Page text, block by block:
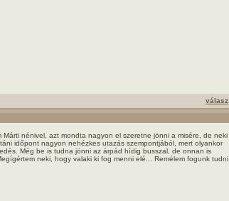
válasz
Márti nénivel, azt mondta nagyon el szeretne jönni a misére, de neki
időpont nagyon nehézkes utazás szempontjából, mert olyankor
Még be is tudna jönni az árpád hídig busszal, de onnan is
neki, hogy valaki ki fog menni elé... Remélem fogunk tudni